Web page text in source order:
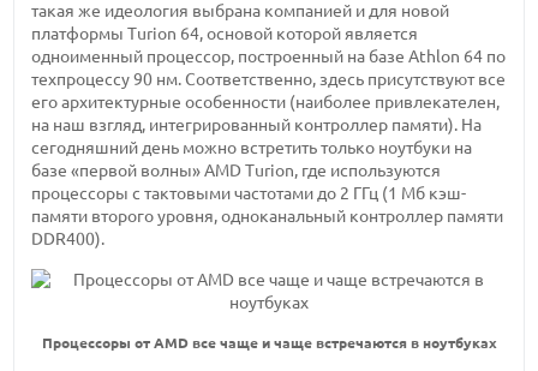
такая же идеология выбрана компанией и для новой
платформы Turion 64, основой которой является
одноименный процессор, построенный на базе Athlon 64 по
техпроцессу 90 нм. Соответственно, здесь присутствуют все
его архитектурные особенности (наиболее привлекателен,
на наш взгляд, интегрированный контроллер памяти). На
сегодняшний день можно встретить только ноутбуки на
базе «первой волны» AMD Turion, где используются
процессоры с тактовыми частотами до 2 ГГц (1 Мб кэш-
памяти второго уровня, одноканальный контроллер памяти
DDR400).
Процессоры от AMD все чаще и чаще встречаются в ноутбуках